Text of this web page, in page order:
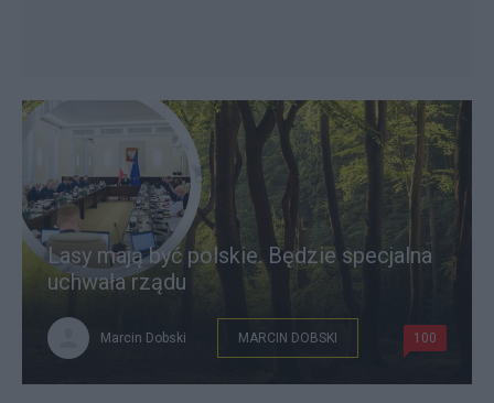
Lasy mają być polskie. Będzie specjalna
uchwała rządu
Marcin Dobski MARCIN DOBSKI 100